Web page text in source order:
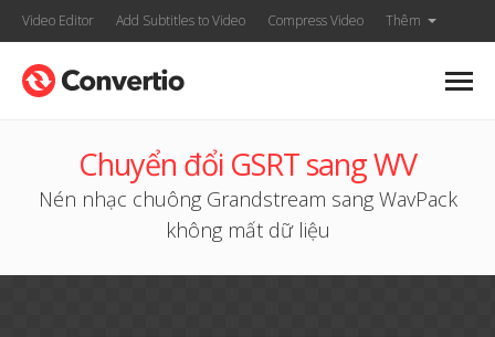
Video Editor Add Subtitles to Video Compress Video Thêm
Chuyển đổi GSRT sang WV
Nén nhạc chuông Grandstream sang WavPack
không mất dữ liệu